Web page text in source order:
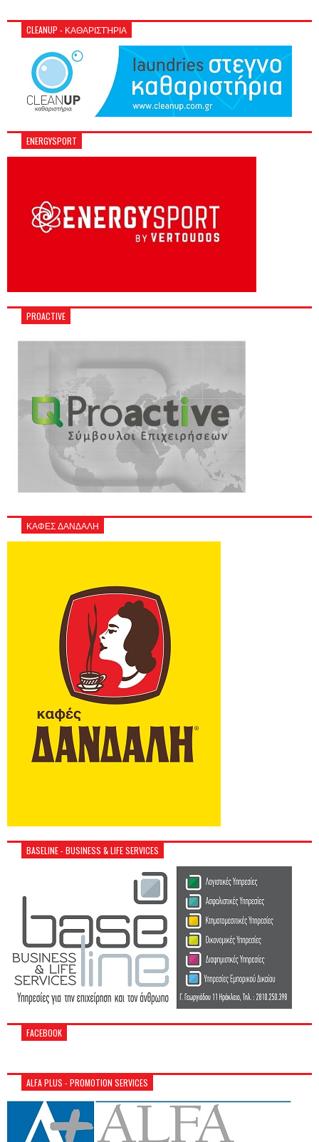
CLEANUP - ΚΑΘΑΡΙΣΤΉΡΙΑ
ENERGYSPORT
PROACTIVE
ΚΑΦΕΣ ΔΑΝΔΑΛΗ
BASELINE - BUSINESS & LIFE SERVICES
FACEBOOK
ALFA PLUS - PROMOTION SERVICES